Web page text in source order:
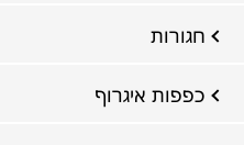
חגורות
כפפות איגרוף